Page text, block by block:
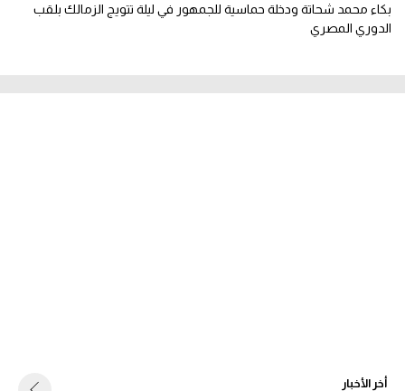
بكاء محمد شحاتة ودخلة حماسية للجمهور في ليلة تتويج الزمالك بلقب
الدوري المصري
أخر الأخبار